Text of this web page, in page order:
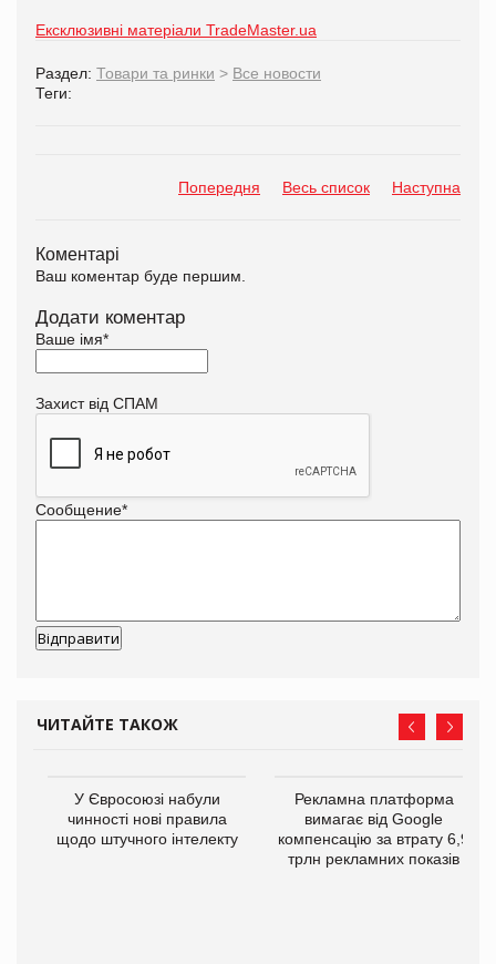
Ексклюзивні матеріали TradeMaster.ua
Раздел: Товари та ринки > Все новости
Теги:
Попередня Весь список Наступна
Коментарі
Ваш коментар буде першим.
Додати коментар
Ваше імя*
Захист від СПАМ
Сообщение*
ЧИТАЙТЕ ТАКОЖ
У Євросоюзі набули
чинності нові правила
щодо штучного інтелекту
Рекламна платформа
вимагає від Google
компенсацію за втрату 6,9
трлн рекламних показів